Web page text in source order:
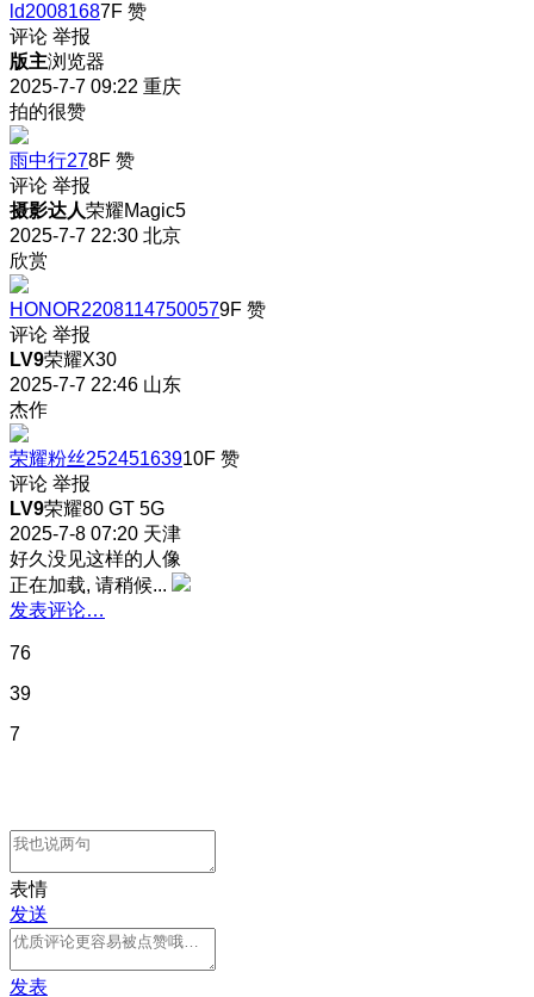
ld20081687F 赞
评论 举报
版主浏览器
2025-7-7 09:22 重庆
拍的很赞
雨中行278F 赞
评论 举报
摄影达人荣耀Magic5
2025-7-7 22:30 北京
欣赏
HONOR22081147500579F 赞
评论 举报
LV9荣耀X30
2025-7-7 22:46 山东
杰作
荣耀粉丝25245163910F 赞
评论 举报
LV9荣耀80 GT 5G
2025-7-8 07:20 天津
好久没见这样的人像
正在加载, 请稍候...
发表评论…
76
39
7
表情
发送
发表